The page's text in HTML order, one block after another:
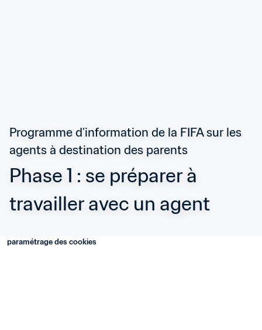
Programme d’information de la FIFA sur les
agents à destination des parents
Phase 1 : se préparer à
travailler avec un agent
paramétrage des cookies